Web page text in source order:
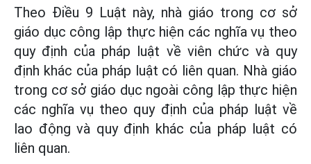
Theo Điều 9 Luật này, nhà giáo trong cơ sở
giáo dục công lập thực hiện các nghĩa vụ theo
quy định của pháp luật về viên chức và quy
định khác của pháp luật có liên quan. Nhà giáo
trong cơ sở giáo dục ngoài công lập thực hiện
các nghĩa vụ theo quy định của pháp luật về
lao động và quy định khác của pháp luật có
liên quan.